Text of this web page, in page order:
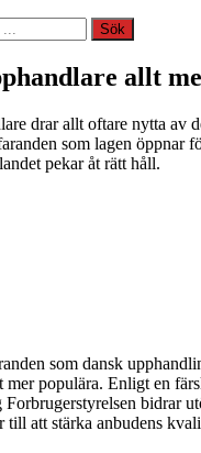
Sök
allt
drar allt oftare nytta av
som lagen öppnar
pekar åt rätt håll.
som dansk
populära. Enligt en
bidrar
till att stärka anbudens